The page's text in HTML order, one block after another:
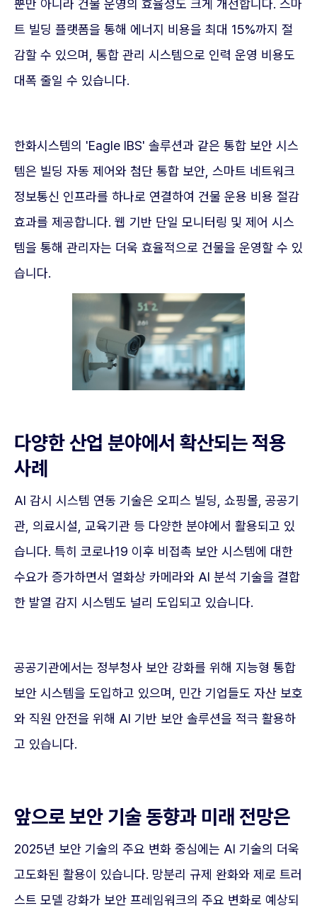
뿐만 아니라 건물 운영의 효율성도 크게 개선합니다. 스마
트 빌딩 플랫폼을 통해 에너지 비용을 최대 15%까지 절
감할 수 있으며, 통합 관리 시스템으로 인력 운영 비용도
대폭 줄일 수 있습니다.
한화시스템의 'Eagle IBS' 솔루션과 같은 통합 보안 시스
템은 빌딩 자동 제어와 첨단 통합 보안, 스마트 네트워크
정보통신 인프라를 하나로 연결하여 건물 운용 비용 절감
효과를 제공합니다. 웹 기반 단일 모니터링 및 제어 시스
템을 통해 관리자는 더욱 효율적으로 건물을 운영할 수 있
습니다.
다양한 산업 분야에서 확산되는 적용
사례
AI 감시 시스템 연동 기술은 오피스 빌딩, 쇼핑몰, 공공기
관, 의료시설, 교육기관 등 다양한 분야에서 활용되고 있
습니다. 특히 코로나19 이후 비접촉 보안 시스템에 대한
수요가 증가하면서 열화상 카메라와 AI 분석 기술을 결합
한 발열 감지 시스템도 널리 도입되고 있습니다.
공공기관에서는 정부청사 보안 강화를 위해 지능형 통합
보안 시스템을 도입하고 있으며, 민간 기업들도 자산 보호
와 직원 안전을 위해 AI 기반 보안 솔루션을 적극 활용하
고 있습니다.
앞으로 보안 기술 동향과 미래 전망은
2025년 보안 기술의 주요 변화 중심에는 AI 기술의 더욱
고도화된 활용이 있습니다. 망분리 규제 완화와 제로 트러
스트 모델 강화가 보안 프레임워크의 주요 변화로 예상되